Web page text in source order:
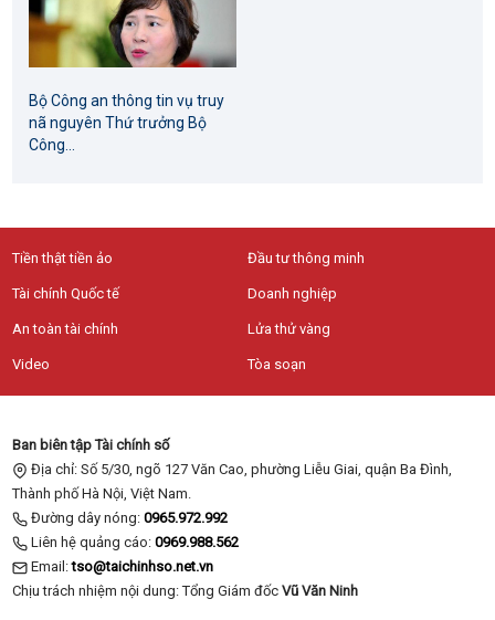
Bộ Công an thông tin vụ truy
nã nguyên Thứ trưởng Bộ
Công...
Tiền thật tiền ảo Đầu tư thông minh
Tài chính Quốc tế Doanh nghiệp
An toàn tài chính Lửa thử vàng
Video Tòa soạn
Ban biên tập Tài chính số
Địa chỉ: Số 5/30, ngõ 127 Văn Cao, phường Liễu Giai, quận Ba Đình,
Thành phố Hà Nội, Việt Nam.
Đường dây nóng:0965.972.992
Liên hệ quảng cáo:0969.988.562
Email:tso@taichinhso.net.vn
Chịu trách nhiệm nội dung: Tổng Giám đốcVũ Văn Ninh